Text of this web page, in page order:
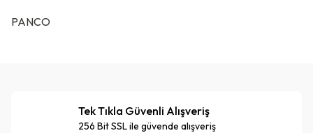
PANCO
Tek Tıkla Güvenli Alışveriş
256 Bit SSL ile güvende alışveriş